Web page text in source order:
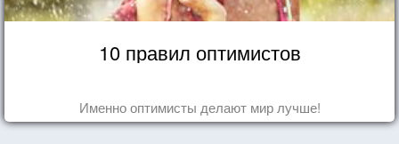
10 правил оптимистов
Именно оптимисты делают мир лучше!